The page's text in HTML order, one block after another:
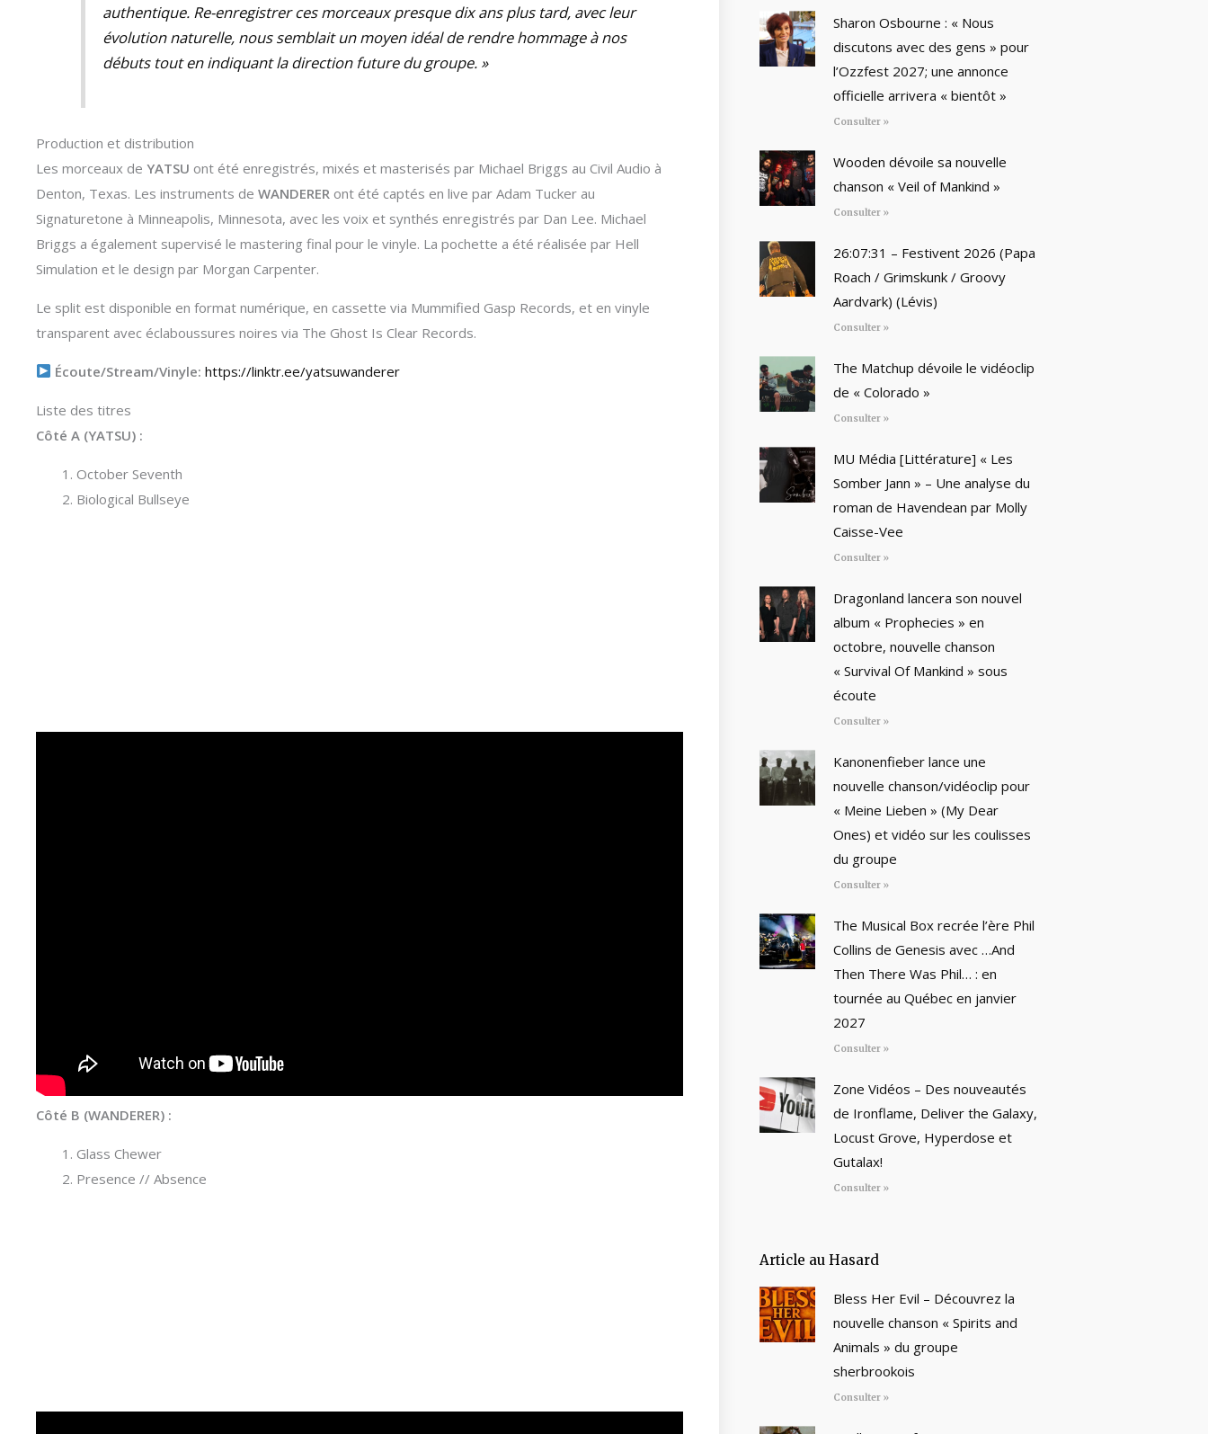
authentique. Re-enregistrer ces morceaux presque dix ans plus tard, avec leur
évolution naturelle, nous semblait un moyen idéal de rendre hommage à nos
débuts tout en indiquant la direction future du groupe. »
Production et distribution
Les morceaux de YATSU ont été enregistrés, mixés et masterisés par Michael Briggs au Civil Audio à
Denton, Texas. Les instruments de WANDERER ont été captés en live par Adam Tucker au
Signaturetone à Minneapolis, Minnesota, avec les voix et synthés enregistrés par Dan Lee. Michael
Briggs a également supervisé le mastering final pour le vinyle. La pochette a été réalisée par Hell
Simulation et le design par Morgan Carpenter.
Le split est disponible en format numérique, en cassette via Mummified Gasp Records, et en vinyle
transparent avec éclaboussures noires via The Ghost Is Clear Records.
Écoute/Stream/Vinyle: https://linktr.ee/yatsuwanderer
Liste des titres
Côté A (YATSU) :
October Seventh
Biological Bullseye
Côté B (WANDERER) :
Glass Chewer
Presence // Absence
Sharon Osbourne : « Nous
discutons avec des gens » pour
l’Ozzfest 2027; une annonce
officielle arrivera « bientôt »
Consulter »
Wooden dévoile sa nouvelle
chanson « Veil of Mankind »
Consulter »
26:07:31 – Festivent 2026 (Papa
Roach / Grimskunk / Groovy
Aardvark) (Lévis)
Consulter »
The Matchup dévoile le vidéoclip
de « Colorado »
Consulter »
MU Média [Littérature] « Les
Somber Jann » – Une analyse du
roman de Havendean par Molly
Caisse-Vee
Consulter »
Dragonland lancera son nouvel
album « Prophecies » en
octobre, nouvelle chanson
« Survival Of Mankind » sous
écoute
Consulter »
Kanonenfieber lance une
nouvelle chanson/vidéoclip pour
« Meine Lieben » (My Dear
Ones) et vidéo sur les coulisses
du groupe
Consulter »
The Musical Box recrée l’ère Phil
Collins de Genesis avec …And
Then There Was Phil… : en
tournée au Québec en janvier
2027
Consulter »
Zone Vidéos – Des nouveautés
de Ironflame, Deliver the Galaxy,
Locust Grove, Hyperdose et
Gutalax!
Consulter »
Article au Hasard
Bless Her Evil – Découvrez la
nouvelle chanson « Spirits and
Animals » du groupe
sherbrookois
Consulter »